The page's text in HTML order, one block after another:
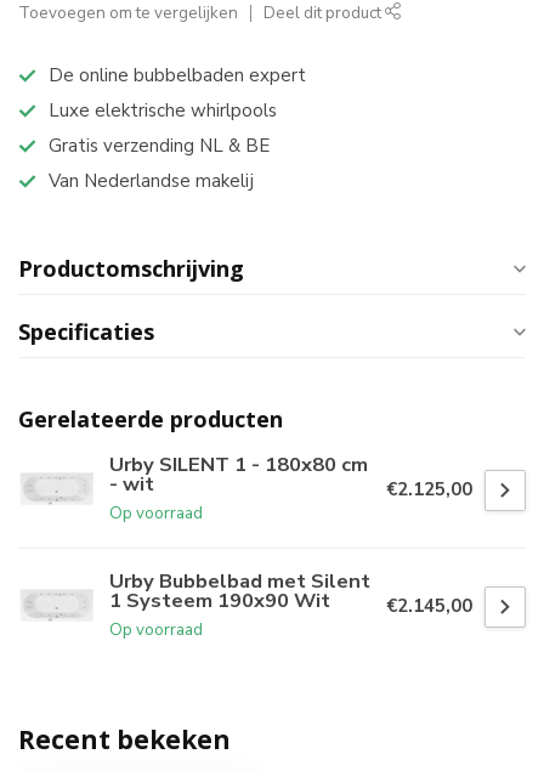
Toevoegen om te vergelijken Deel dit product
De online bubbelbaden expert
Luxe elektrische whirlpools
Gratis verzending NL & BE
Van Nederlandse makelij
Productomschrijving
Specificaties
Gerelateerde producten
Urby SILENT 1 - 180x80 cm
- wit
Op voorraad
€2.125,00
Urby Bubbelbad met Silent
1 Systeem 190x90 Wit
Op voorraad
€2.145,00
Recent bekeken